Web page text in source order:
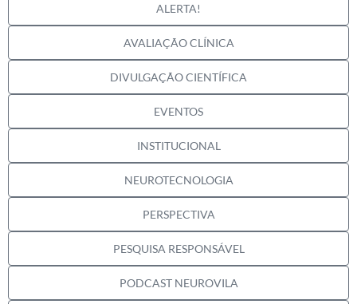
ALERTA!
AVALIAÇÃO CLÍNICA
DIVULGAÇÃO CIENTÍFICA
EVENTOS
INSTITUCIONAL
NEUROTECNOLOGIA
PERSPECTIVA
PESQUISA RESPONSÁVEL
PODCAST NEUROVILA